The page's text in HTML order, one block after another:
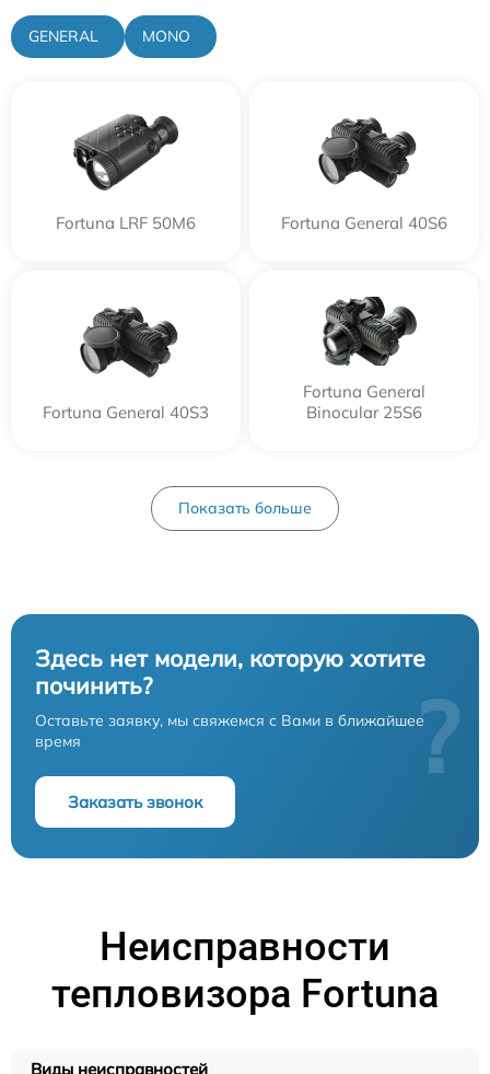
GENERAL MONO
Fortuna LRF 50M6 Fortuna General 40S6
Fortuna General 40S3
Fortuna General
Binocular 25S6
Показать больше
Здесь нет модели, которую хотите
починить?
Оставьте заявку, мы свяжемся с Вами в ближайшее
время
Заказать звонок
?
Неисправности
тепловизора Fortuna
Виды неисправностей